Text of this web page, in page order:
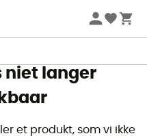
vanaf 2 producten* met
niet langer
et produkt, som vi ikke